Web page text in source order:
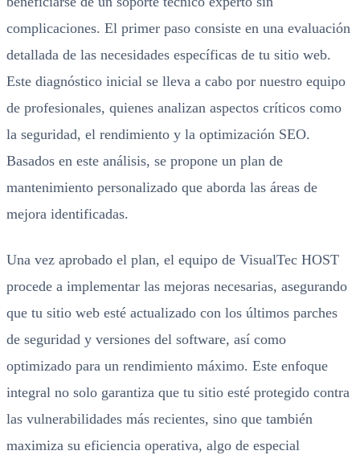
complicaciones. El primer paso consiste en una evaluación
detallada de las necesidades específicas de tu sitio web.
Este diagnóstico inicial se lleva a cabo por nuestro equipo
de profesionales, quienes analizan aspectos críticos como
la seguridad, el rendimiento y la optimización SEO.
Basados en este análisis, se propone un plan de
mantenimiento personalizado que aborda las áreas de
mejora identificadas.
Una vez aprobado el plan, el equipo de VisualTec HOST
procede a implementar las mejoras necesarias, asegurando
que tu sitio web esté actualizado con los últimos parches
de seguridad y versiones del software, así como
optimizado para un rendimiento máximo. Este enfoque
integral no solo garantiza que tu sitio esté protegido contra
las vulnerabilidades más recientes, sino que también
maximiza su eficiencia operativa, algo de especial